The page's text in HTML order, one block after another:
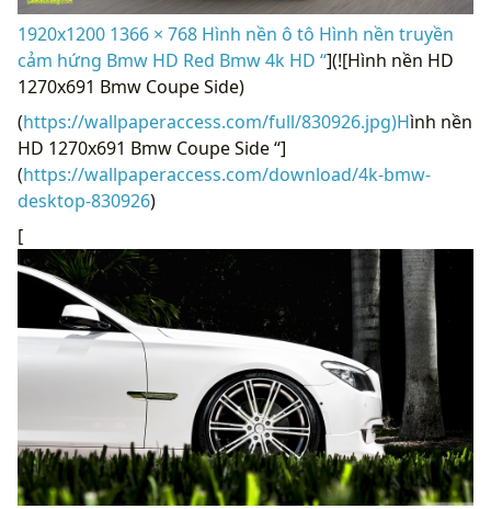
1920x1200 1366 × 768 Hình nền ô tô Hình nền truyền
cảm hứng Bmw HD Red Bmw 4k HD “](![Hình nền HD
1270x691 Bmw Coupe Side)
(https://wallpaperaccess.com/full/830926.jpg)Hình nền
HD 1270x691 Bmw Coupe Side “]
(https://wallpaperaccess.com/download/4k-bmw-
desktop-830926)
[